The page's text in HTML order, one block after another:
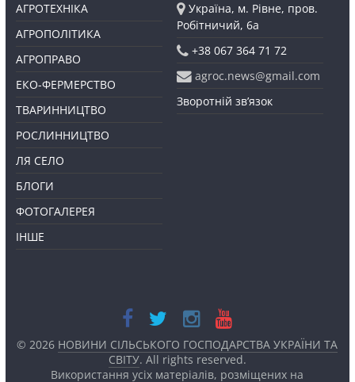
АГРОТЕХНІКА
АГРОПОЛІТИКА
АГРОПРАВО
ЕКО-ФЕРМЕРСТВО
ТВАРИННИЦТВО
РОСЛИННИЦТВО
ЛЯ СЕЛО
БЛОГИ
ФОТОГАЛЕРЕЯ
ІНШЕ
Україна, м. Рівне, пров.
Робітничий, 6а
+38 067 364 71 72
agroc.news@gmail.com
Зворотній зв’язок
© 2026 НОВИНИ СІЛЬСЬКОГО ГОСПОДАРСТВА УКРАЇНИ ТА
СВІТУ. All rights reserved.
Використання усіх матеріалів, розміщених на